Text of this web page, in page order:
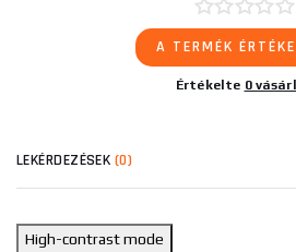
A TERMÉK
Értékelte 0
LEKÉRDEZÉSEK (0)
High-contrast mode